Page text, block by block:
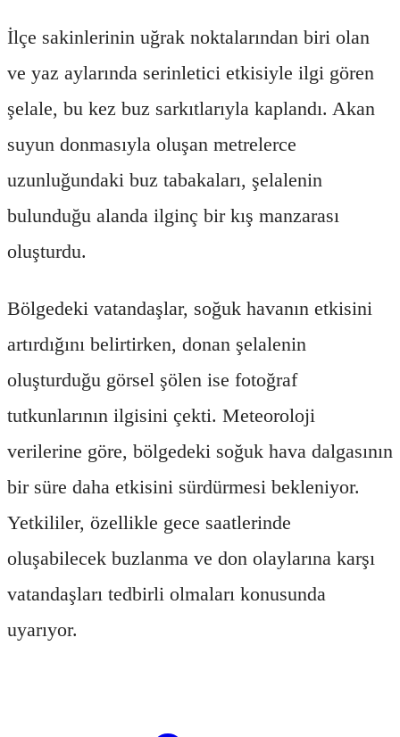
İlçe sakinlerinin uğrak noktalarından biri olan
ve yaz aylarında serinletici etkisiyle ilgi gören
şelale, bu kez buz sarkıtlarıyla kaplandı. Akan
suyun donmasıyla oluşan metrelerce
uzunluğundaki buz tabakaları, şelalenin
bulunduğu alanda ilginç bir kış manzarası
oluşturdu.
Bölgedeki vatandaşlar, soğuk havanın etkisini
artırdığını belirtirken, donan şelalenin
oluşturduğu görsel şölen ise fotoğraf
tutkunlarının ilgisini çekti. Meteoroloji
verilerine göre, bölgedeki soğuk hava dalgasının
bir süre daha etkisini sürdürmesi bekleniyor.
Yetkililer, özellikle gece saatlerinde
oluşabilecek buzlanma ve don olaylarına karşı
vatandaşları tedbirli olmaları konusunda
uyarıyor.